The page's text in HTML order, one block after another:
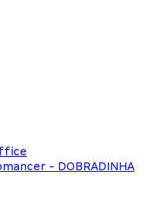
- DOBRADINHA